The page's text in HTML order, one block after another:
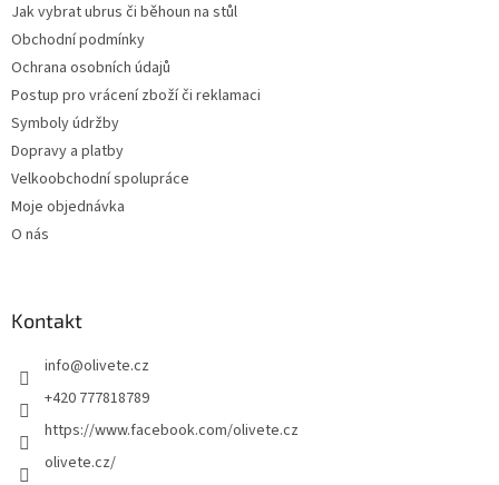
Jak vybrat ubrus či běhoun na stůl
Obchodní podmínky
Ochrana osobních údajů
Postup pro vrácení zboží či reklamaci
Symboly údržby
Dopravy a platby
Velkoobchodní spolupráce
Moje objednávka
O nás
Kontakt
info@olivete.cz
+420 777818789
https://www.facebook.com/olivete.cz
olivete.cz/